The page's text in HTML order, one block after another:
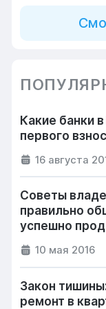
Какие банки
первого
16 августа
Советы
правильно
успешно
10 мая 2016
Закон
ремонт в